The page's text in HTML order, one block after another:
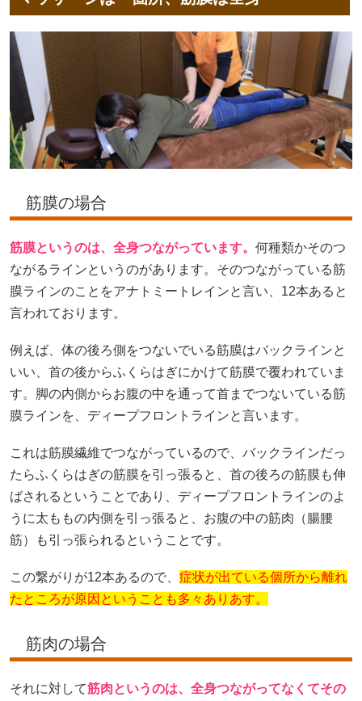
筋膜の場合
筋膜というのは、全身つながっています。 何種類かそのつ
ながるラインというのがあります。そのつながっている筋
膜ラインのことをアナトミートレインと言い、12本あると
言われております。
例えば、体の後ろ側をつないでいる筋膜はバックラインと
いい、首の後からふくらはぎにかけて筋膜で覆われていま
す。脚の内側からお腹の中を通って首までつないている筋
膜ラインを、ディープフロントラインと言います。
これは筋膜繊維でつながっているので、バックラインだっ
たらふくらはぎの筋膜を引っ張ると、首の後ろの筋膜も伸
ばされるということであり、ディープフロントラインのよ
うに太ももの内側を引っ張ると、お腹の中の筋肉（腸腰
筋）も引っ張られるということです。
この繋がりが12本あるので、 症状が出ている個所から離れ
たところが原因ということも多々ありあす。
筋肉の場合
それに対して筋肉というのは、全身つながってなくてその